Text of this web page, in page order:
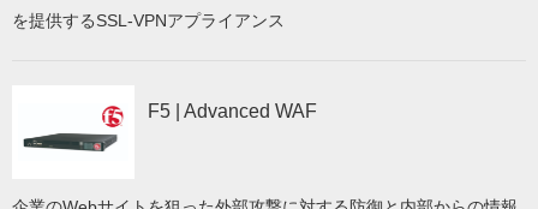
を提供するSSL-VPNアプライアンス
F5 | Advanced WAF